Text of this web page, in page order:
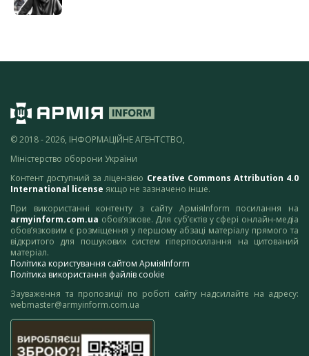
© 2018 - 2026, ІНФОРМАЦІЙНЕ АГЕНТСТВО,
Міністерство оборони України
Контент доступний за ліцензією Creative Commons Attribution 4.0
International license якщо не зазначено інше.
При використанні контенту з сайту АрміяInform посилання на
armyinform.com.ua обов’язкове. Для суб’єктів у сфері онлайн-медіа
обов’язковим є розміщення у першому абзаці матеріалу прямого та
відкритого для пошукових систем гіперпосилання на цитований
матеріал.
Політика користування сайтом АрміяInform
Політика використання файлів cookie
Зауваження та пропозиції по роботі сайту надсилайте на адресу:
webmaster@armyinform.com.ua